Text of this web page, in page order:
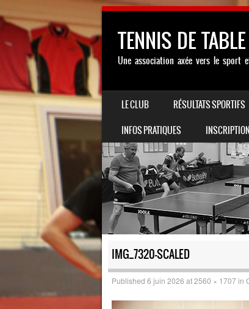
TENNIS DE
Une association axée vers le sport
MENU
SKIP TO CONTENT
LE CLUB RÉSULTATS SPORTIFS
INFOS PRATIQUES
IMG_7320-SCALED
Published 6 juin 2026 at2560 × 1707in